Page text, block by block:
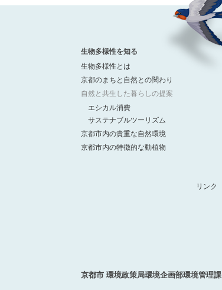
生物多様性を知る
生物多様性とは
京都のまちと自然との関わり
自然と共生した暮らしの提案
エシカル消費
サステナブルツーリズム
京都市内の貴重な自然環境
京都市内の特徴的な動植物
リンク
京都市 環境政策局環境企画部環境管理課